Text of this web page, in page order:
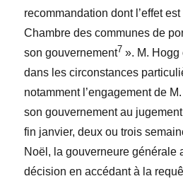
recommandation dont l’effet est
Chambre des communes de
son gouvernement7 ». M. Hogg
dans les circonstances
notamment l’engagement de
son gouvernement au
fin janvier, deux ou trois
Noël, la gouverneure générale
décision en accédant à la